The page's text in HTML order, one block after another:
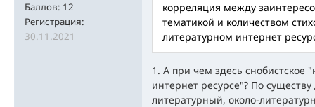
Баллов: 12
Регистрация:
30.11.2021
корреляция между
тематикой и количеством
литературном интернет
1. А при чем здесь снобистское
интернет ресурсе"? По
литературный, около-